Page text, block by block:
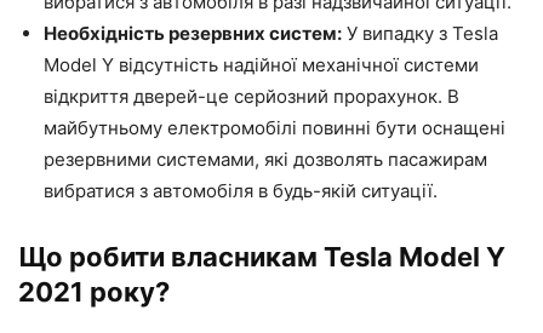
Необхідність резервних систем: У випадку з Tesla
Model Y відсутність надійної механічної системи
відкриття дверей-це серйозний прорахунок. В
майбутньому електромобілі повинні бути оснащені
резервними системами, які дозволять пасажирам
вибратися з автомобіля в будь-якій ситуації.
Що робити власникам Tesla Model Y
2021 року?